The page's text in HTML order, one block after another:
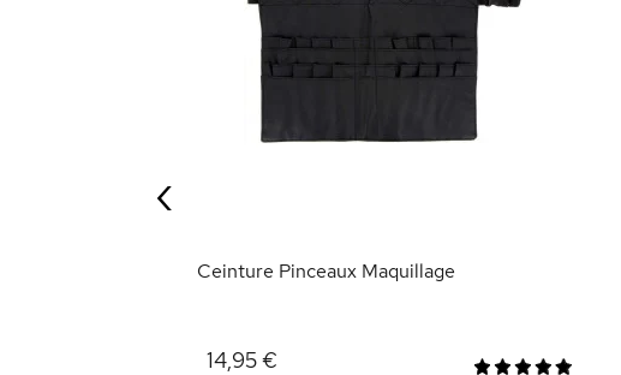
Ceinture Pinceaux Maquillage
14,95 €
‹